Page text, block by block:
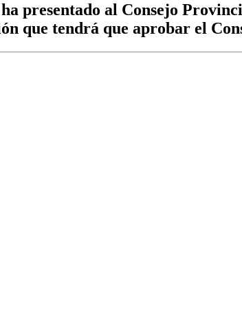
presentado al Consejo
que tendrá que aprobar el